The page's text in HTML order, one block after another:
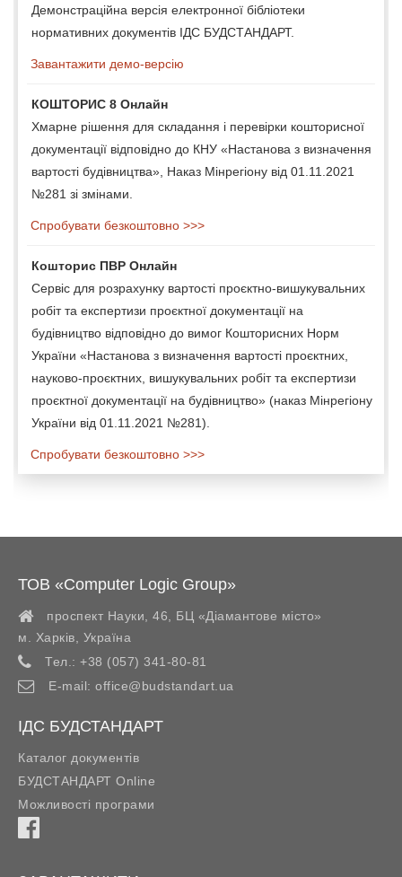
Демонстраційна версія електронної бібліотеки
нормативних документів ІДС БУДСТАНДАРТ.
Завантажити демо-версію
КОШТОРИС 8 Онлайн
Хмарне рішення для складання і перевірки кошторисної
документації відповідно до КНУ «Настанова з визначення
вартості будівництва», Наказ Мінрегіону від 01.11.2021
№281 зі змінами.
Спробувати безкоштовно >>>
Кошторис ПВР Онлайн
Сервіс для розрахунку вартості проєктно-вишукувальних
робіт та експертизи проєктної документації на
будівництво відповідно до вимог Кошторисних Норм
України «Настанова з визначення вартості проєктних,
науково-проєктних, вишукувальних робіт та експертизи
проєктної документації на будівництво» (наказ Мінрегіону
України від 01.11.2021 №281).
Спробувати безкоштовно >>>
ТОВ «Computer Logic Group»
проспект Науки, 46, БЦ «Діамантове місто»
м. Харків
Україна
Тел.: +38 (057) 341-80-81
E-mail: office@budstandart.ua
ІДС БУДСТАНДАРТ
Каталог документів
БУДСТАНДАРТ Online
Можливості програми